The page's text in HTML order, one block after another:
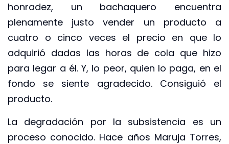
honradez, un bachaquero encuentra
plenamente justo vender un producto a
cuatro o cinco veces el precio en que lo
adquirió dadas las horas de cola que hizo
para legar a él. Y, lo peor, quien lo paga, en el
fondo se siente agradecido. Consiguió el
producto.
La degradación por la subsistencia es un
proceso conocido. Hace años Maruja Torres,